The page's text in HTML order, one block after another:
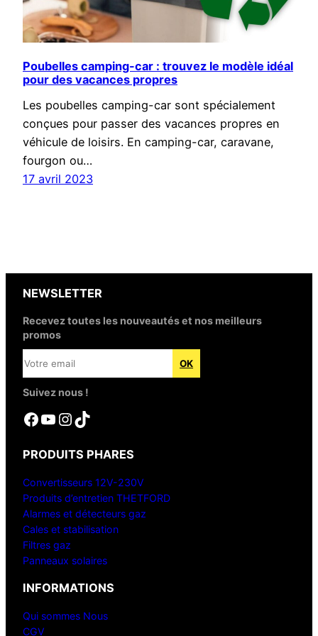
Poubelles camping-car : trouvez le modèle idéal
pour des vacances propres
Les poubelles camping-car sont spécialement
conçues pour passer des vacances propres en
véhicule de loisirs. En camping-car, caravane,
fourgon ou…
17 avril 2023
NEWSLETTER
Recevez toutes les nouveautés et nos meilleurs
promos
Suivez nous !
Facebook YouTube InstagramTikTok
PRODUITS PHARES
Convertisseurs 12V-230V
Produits d’entretien THETFORD
Alarmes et détecteurs gaz
Cales et stabilisation
Filtres gaz
Panneaux solaires
INFORMATIONS
Qui sommes Nous
CGV